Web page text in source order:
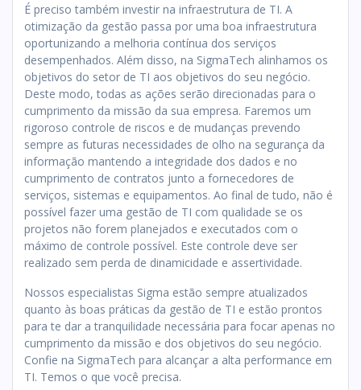
É preciso também investir na infraestrutura de TI. A
otimização da gestão passa por uma boa infraestrutura
oportunizando a melhoria contínua dos serviços
desempenhados. Além disso, na SigmaTech alinhamos os
objetivos do setor de TI aos objetivos do seu negócio.
Deste modo, todas as ações serão direcionadas para o
cumprimento da missão da sua empresa. Faremos um
rigoroso controle de riscos e de mudanças prevendo
sempre as futuras necessidades de olho na segurança da
informação mantendo a integridade dos dados e no
cumprimento de contratos junto a fornecedores de
serviços, sistemas e equipamentos. Ao final de tudo, não é
possível fazer uma gestão de TI com qualidade se os
projetos não forem planejados e executados com o
máximo de controle possível. Este controle deve ser
realizado sem perda de dinamicidade e assertividade.
Nossos especialistas Sigma estão sempre atualizados
quanto às boas práticas da gestão de TI e estão prontos
para te dar a tranquilidade necessária para focar apenas no
cumprimento da missão e dos objetivos do seu negócio.
Confie na SigmaTech para alcançar a alta performance em
TI. Temos o que você precisa.